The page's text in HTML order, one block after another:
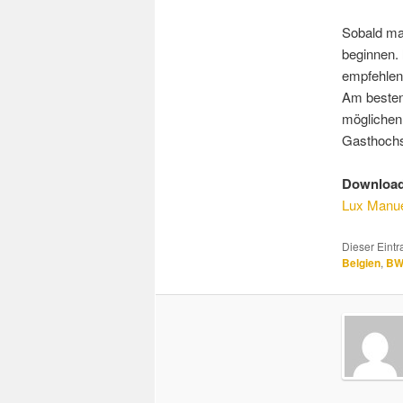
Sobald
Am
Lux
Dieser
Belgien, BW